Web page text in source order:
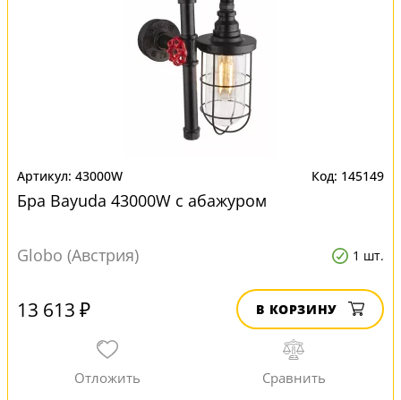
43000W 145149
Бра Bayuda 43000W с абажуром
Globo (Австрия) 1 шт.
13 613 ₽ В КОРЗИНУ